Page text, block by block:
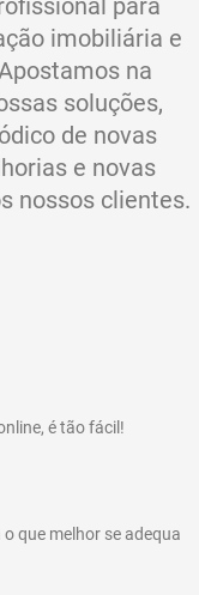
para
imobiliária e
na
soluções,
de novas
e novas
nossos clientes.
é tão fácil!
que melhor se adequa